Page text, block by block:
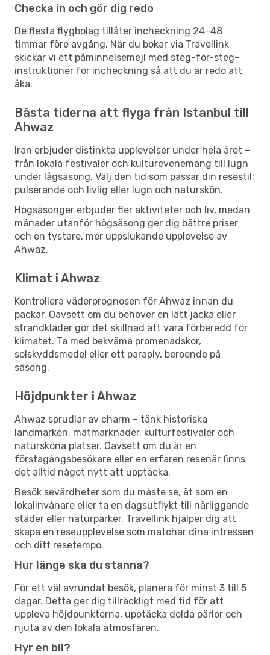
Checka in och gör dig redo
De flesta flygbolag tillåter incheckning 24–48
timmar före avgång. När du bokar via Travellink
skickar vi ett påminnelsemejl med steg-för-steg-
instruktioner för incheckning så att du är redo att
åka.
Bästa tiderna att flyga från Istanbul till
Ahwaz
Iran erbjuder distinkta upplevelser under hela året –
från lokala festivaler och kulturevenemang till lugn
under lågsäsong. Välj den tid som passar din resestil:
pulserande och livlig eller lugn och naturskön.
Högsäsonger erbjuder fler aktiviteter och liv, medan
månader utanför högsäsong ger dig bättre priser
och en tystare, mer uppslukande upplevelse av
Ahwaz.
Klimat i Ahwaz
Kontrollera väderprognosen för Ahwaz innan du
packar. Oavsett om du behöver en lätt jacka eller
strandkläder gör det skillnad att vara förberedd för
klimatet. Ta med bekväma promenadskor,
solskyddsmedel eller ett paraply, beroende på
säsong.
Höjdpunkter i Ahwaz
Ahwaz sprudlar av charm – tänk historiska
landmärken, matmarknader, kulturfestivaler och
natursköna platser. Oavsett om du är en
förstagångsbesökare eller en erfaren resenär finns
det alltid något nytt att upptäcka.
Besök sevärdheter som du måste se, ät som en
lokalinvånare eller ta en dagsutflykt till närliggande
städer eller naturparker. Travellink hjälper dig att
skapa en reseupplevelse som matchar dina intressen
och ditt resetempo.
Hur länge ska du stanna?
För ett väl avrundat besök, planera för minst 3 till 5
dagar. Detta ger dig tillräckligt med tid för att
uppleva höjdpunkterna, upptäcka dolda pärlor och
njuta av den lokala atmosfären.
Hyr en bil?